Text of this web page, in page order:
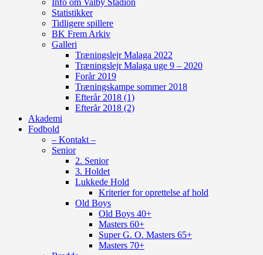
Statistikker
Tidligere spillere
BK Frem Arkiv
Galleri
Træningslejr Malaga 2022
Træningslejr Malaga uge 9 – 2020
Forår 2019
Træningskampe sommer 2018
Efterår 2018 (1)
Efterår 2018 (2)
Akademi
Fodbold
– Kontakt –
Senior
2. Senior
3. Holdet
Lukkede Hold
Kriterier for oprettelse af hold
Old Boys
Old Boys 40+
Masters 60+
Super G. O. Masters 65+
Masters 70+